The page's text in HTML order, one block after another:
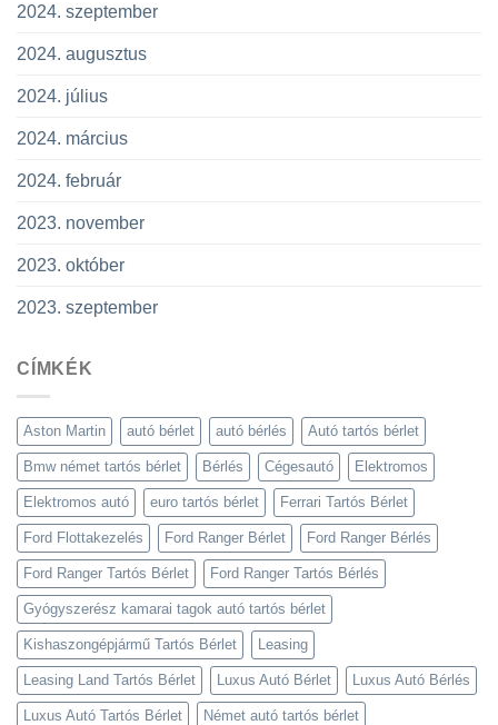
2024. szeptember
2024. augusztus
2024. július
2024. március
2024. február
2023. november
2023. október
2023. szeptember
CÍMKÉK
Aston Martin autó bérlet autó bérlés Autó tartós bérlet
Bmw német tartós bérlet Bérlés Cégesautó Elektromos
Elektromos autó euro tartós bérlet Ferrari Tartós Bérlet
Ford Flottakezelés Ford Ranger Bérlet Ford Ranger Bérlés
Ford Ranger Tartós Bérlet Ford Ranger Tartós Bérlés
Gyógyszerész kamarai tagok autó tartós bérlet
Kishaszongépjármű Tartós Bérlet Leasing
Leasing Land Tartós Bérlet Luxus Autó Bérlet Luxus Autó Bérlés
Luxus Autó Tartós Bérlet Német autó tartós bérlet